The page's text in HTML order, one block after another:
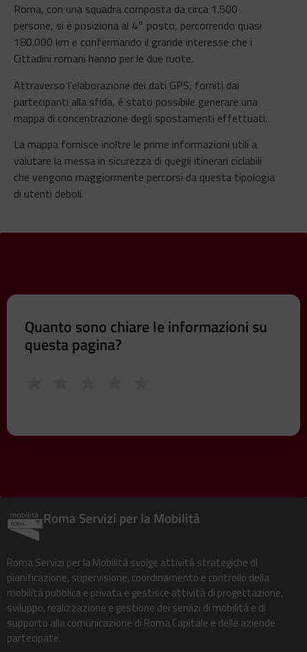
Roma, con una squadra composta da circa 1.500
persone, si è posiziona al 4° posto, percorrendo quasi
180.000 km e confermando il grande interesse che i
Cittadini romani hanno per le due ruote.
Attraverso l’elaborazione dei dati GPS, forniti dai
partecipanti alla sfida, è stato possibile generare una
mappa di concentrazione degli spostamenti effettuati.
La mappa fornisce inoltre le prime informazioni utili a
valutare la messa in sicurezza di quegli itinerari ciclabili
che vengono maggiormente percorsi da questa tipologia
di utenti deboli.
Quanto sono chiare le informazioni su
questa pagina?
Roma Servizi per la Mobilità
Roma Servizi per la Mobilità svolge attività strategiche di
pianificazione, supervisione, coordinamento e controllo della
mobilità pubblica e privata e gestisce attività di progettazione,
sviluppo, realizzazione e gestione dei servizi di mobilità e di
supporto alla comunicazione di Roma Capitale e delle aziende
partecipate.